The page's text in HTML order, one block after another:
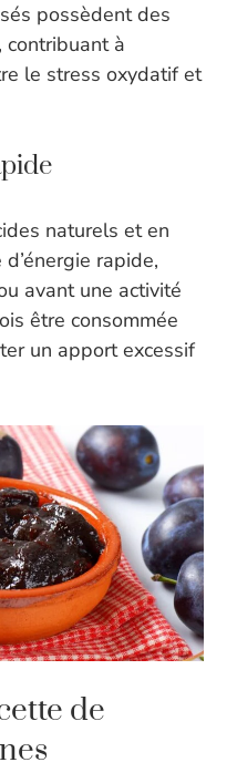
possèdent des
à
le stress oxydatif et
naturels et en
rapide,
avant une activité
être consommée
un apport excessif
de